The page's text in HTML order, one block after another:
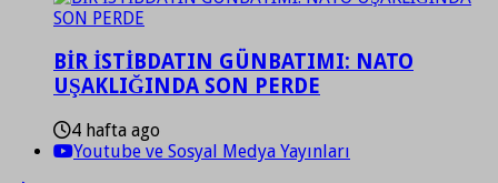
BİR İSTİBDATIN GÜNBATIMI: NATO
UŞAKLIĞINDA SON PERDE
4 hafta ago
Youtube ve Sosyal Medya Yayınları